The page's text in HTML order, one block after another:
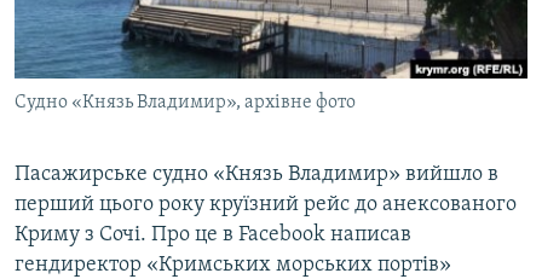
ВІДЕОУРОКИ «ELIFBE»
СВІДЧЕННЯ ОКУПАЦІЇ
УКРАЇНСЬКА ПРОБЛЕМА КРИМУ
Русский
Qırımtatar
Усі сайти RFE/RL
Судно «Князь Владимир», архівне фото
Пасажирське судно «Князь Владимир» вийшло в
перший цього року круїзний рейс до анексованого
Криму з Сочі. Про це в Facebook написав
гендиректор «Кримських морських портів»